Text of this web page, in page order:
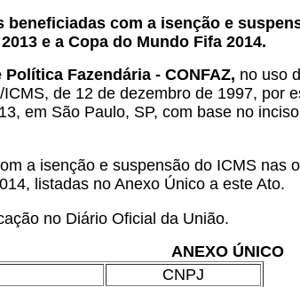
beneficiadas com a isenção e
e a Copa do Mundo Fifa 2014.
Fazendária - CONFAZ, no uso
de 12 de dezembro de 1997, por
em São Paulo, SP, com base no
a isenção e suspensão do ICMS nas
listadas no Anexo Único a este Ato.
no Diário Oficial da União.
ANEXO ÚNICO
CNPJ